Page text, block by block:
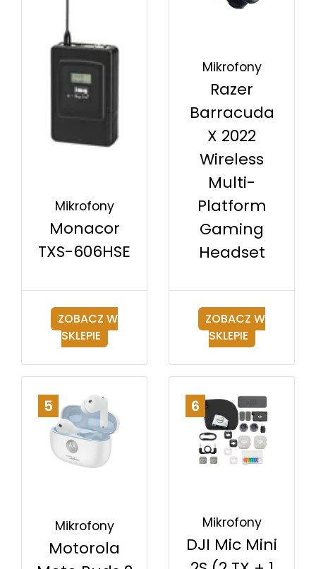
Mikrofony
Monacor
TXS-606HSE
ZOBACZ W
SKLEPIE
Mikrofony
Razer
Barracuda
X 2022
Wireless
Multi-
Platform
Gaming
Headset
ZOBACZ W
SKLEPIE
5
Mikrofony
Motorola
6
Mikrofony
DJI Mic Mini